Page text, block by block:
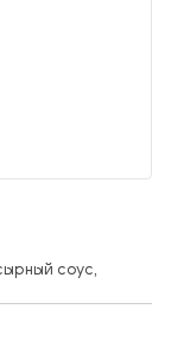
соус,